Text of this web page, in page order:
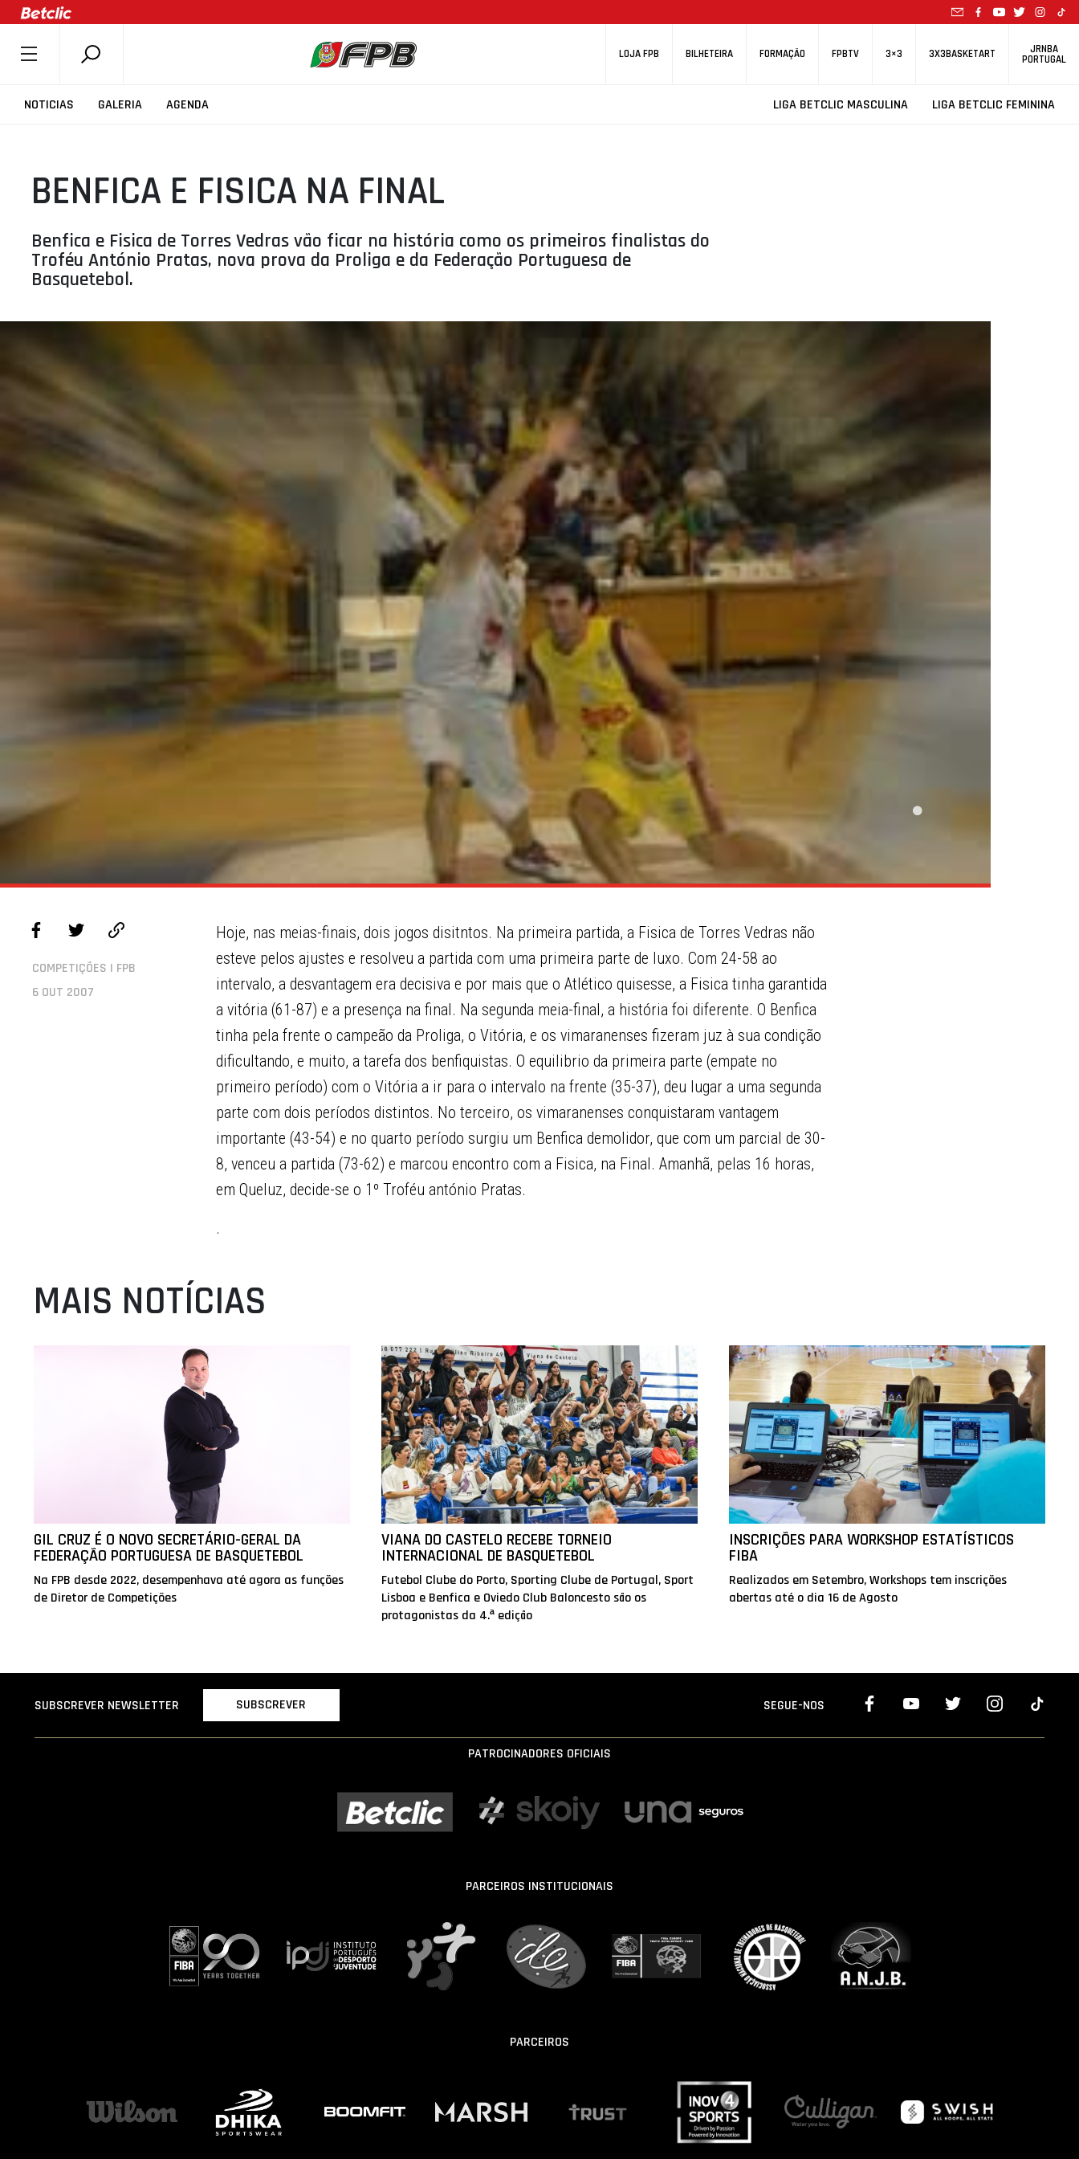
LOJA FPB BILHETEIRA FORMAÇÃO FPBTV 3×3 3X3BASKETART JRNBA
PORTUGAL
NOTICIAS GALERIA AGENDA LIGA BETCLIC MASCULINA LIGA BETCLIC FEMININA
SOBRE A FPB
COMPETIÇÕES
ASSOCIAÇÕES
CLUBES
AGENTES
AGENDA
SELEÇÕES
ÁREA TÉCNICA
PROJETOS
BENFICA E FISICA NA FINAL
Benfica e Fisica de Torres Vedras vão ficar na história como os primeiros finalistas do
Troféu António Pratas, nova prova da Proliga e da Federação Portuguesa de
Basquetebol.
COMPETIÇÕES | FPB
6 OUT 2007
Hoje, nas meias-finais, dois jogos disitntos. Na primeira partida, a Fisica de Torres Vedras não
esteve pelos ajustes e resolveu a partida com uma primeira parte de luxo. Com 24-58 ao
intervalo, a desvantagem era decisiva e por mais que o Atlético quisesse, a Fisica tinha garantida
a vitória (61-87) e a presença na final. Na segunda meia-final, a história foi diferente. O Benfica
tinha pela frente o campeão da Proliga, o Vitória, e os vimaranenses fizeram juz à sua condição
dificultando, e muito, a tarefa dos benfiquistas. O equilibrio da primeira parte (empate no
primeiro período) com o Vitória a ir para o intervalo na frente (35-37), deu lugar a uma segunda
parte com dois períodos distintos. No terceiro, os vimaranenses conquistaram vantagem
importante (43-54) e no quarto período surgiu um Benfica demolidor, que com um parcial de 30-
8, venceu a partida (73-62) e marcou encontro com a Fisica, na Final. Amanhã, pelas 16 horas,
em Queluz, decide-se o 1º Troféu antónio Pratas.
.
MAIS NOTÍCIAS
GIL CRUZ É O NOVO SECRETÁRIO-GERAL DA
FEDERAÇÃO PORTUGUESA DE BASQUETEBOL
Na FPB desde 2022, desempenhava até agora as funções
de Diretor de Competições
VIANA DO CASTELO RECEBE TORNEIO
INTERNACIONAL DE BASQUETEBOL
Futebol Clube do Porto, Sporting Clube de Portugal, Sport
Lisboa e Benfica e Oviedo Club Baloncesto são os
protagonistas da 4.ª edição
INSCRIÇÕES PARA WORKSHOP ESTATÍSTICOS
FIBA
Realizados em Setembro, Workshops tem inscrições
abertas até o dia 16 de Agosto
SUBSCREVER NEWSLETTER SUBSCREVER SEGUE-NOS
PATROCINADORES OFICIAIS
PARCEIROS INSTITUCIONAIS
PARCEIROS